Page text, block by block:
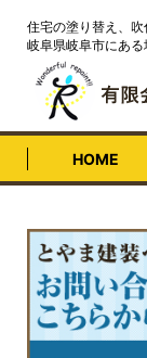
住宅の塗り替え、吹
岐阜県岐阜市にあ
HOME